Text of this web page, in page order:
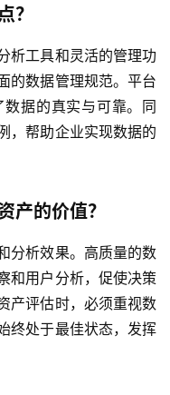
？
析工具和灵活的管理功
的数据管理规范。平台
据的真实与可靠。同
，帮助企业实现数据的
产的价值？
分析效果。高质量的数
和用户分析，促使决策
产评估时，必须重视数
终处于最佳状态，发挥